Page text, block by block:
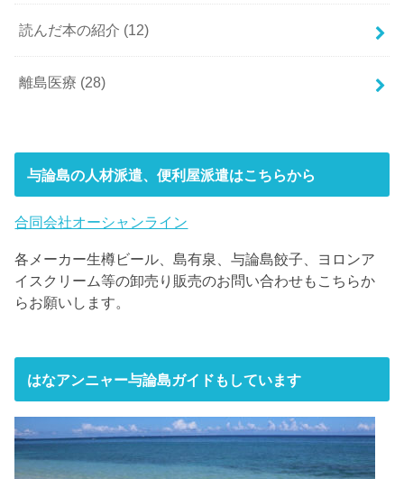
読んだ本の紹介 (12)
離島医療 (28)
与論島の人材派遣、便利屋派遣はこちらから
合同会社オーシャンライン
各メーカー生樽ビール、島有泉、与論島餃子、ヨロンア
イスクリーム等の卸売り販売のお問い合わせもこちらか
らお願いします。
はなアンニャー与論島ガイドもしています